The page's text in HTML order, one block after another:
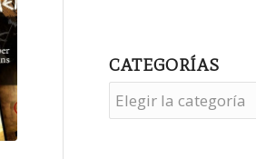
CATEGORÍAS
Categorías